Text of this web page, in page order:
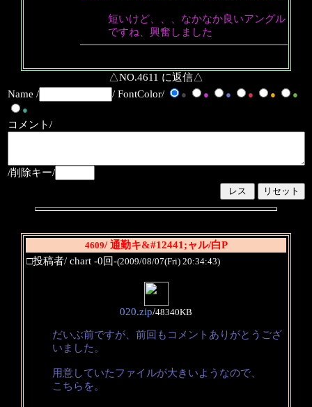
短いけど、、、なかなか良いアングル
ですね、興奮しました
△NO.4611 に返信△
Name /
/ FontColor/ ● ● ● ● ●
●
●
コメント/
/削除キー/
4609/ 通勤キ&#12441;ャル/白P
□投稿者/ chart -0回-(2009/08/07(Fri) 20:34:43)
020.zip/48340KB
だいぶ前ですが、前回もコメントありがとうござ
いました。
用意していたファイルが大きいようなので、
こちらを。